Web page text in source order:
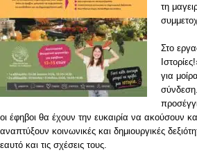
τη
Στο
για
οι έφηβοι θα έχουν την ευκαιρία να ακούσουν
αναπτύξουν κοινωνικές και δημιουργικές
εαυτό και τις σχέσεις τους.